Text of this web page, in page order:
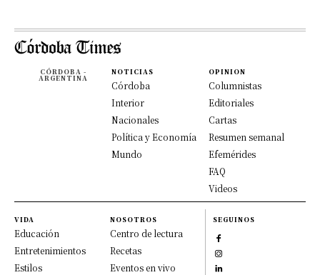
CÓRDOBA -
ARGENTINA
NOTICIAS
Córdoba
Interior
Nacionales
Política y Economía
Mundo
OPINION
Columnistas
Editoriales
Cartas
Resumen semanal
Efemérides
FAQ
Videos
VIDA
Educación
Entretenimientos
Estilos
NOSOTROS
Centro de lectura
Recetas
Eventos en vivo
SEGUINOS